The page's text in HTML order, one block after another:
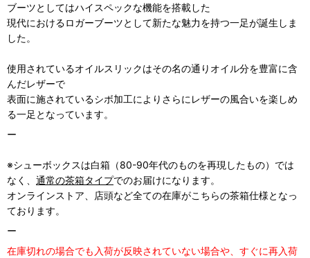
ブーツとしてはハイスペックな機能を搭載した
現代におけるロガーブーツとして新たな魅力を持つ一足が誕生しま
した。
使用されているオイルスリックはその名の通りオイル分を豊富に含
んだレザーで
表面に施されているシボ加工によりさらにレザーの風合いを楽しめ
る一足となっています。
ー
※シューボックスは白箱（80-90年代のものを再現したもの）では
なく、 通常の茶箱タイプでのお届けになります。
オンラインストア、店頭など全ての在庫がこちらの茶箱仕様となっ
ております。
ー
在庫切れの場合でも入荷が反映されていない場合や、すぐに再入荷